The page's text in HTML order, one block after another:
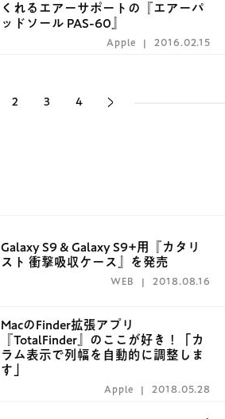
くれるエアーサポートの『エアーパ
ッドソール PAS-60』
Apple 2016.02.15
2 3 4
Galaxy S9 & Galaxy S9+用『カタリ
スト 衝撃吸収ケース』を発売
WEB 2018.08.16
MacのFinder拡張アプリ
『TotalFinder』のここが好き！「カ
ラム表示で列幅を自動的に調整しま
す」
Apple 2018.05.28